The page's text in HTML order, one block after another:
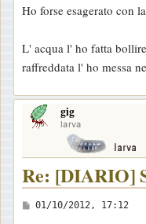
Ho forse esagerato con
L' acqua l' ho fatta
raffreddata l' ho messa
gig
larva
Re: [DIARIO]
M
01/10/2012, 17:12